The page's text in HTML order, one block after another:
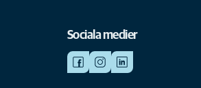
Sociala medier